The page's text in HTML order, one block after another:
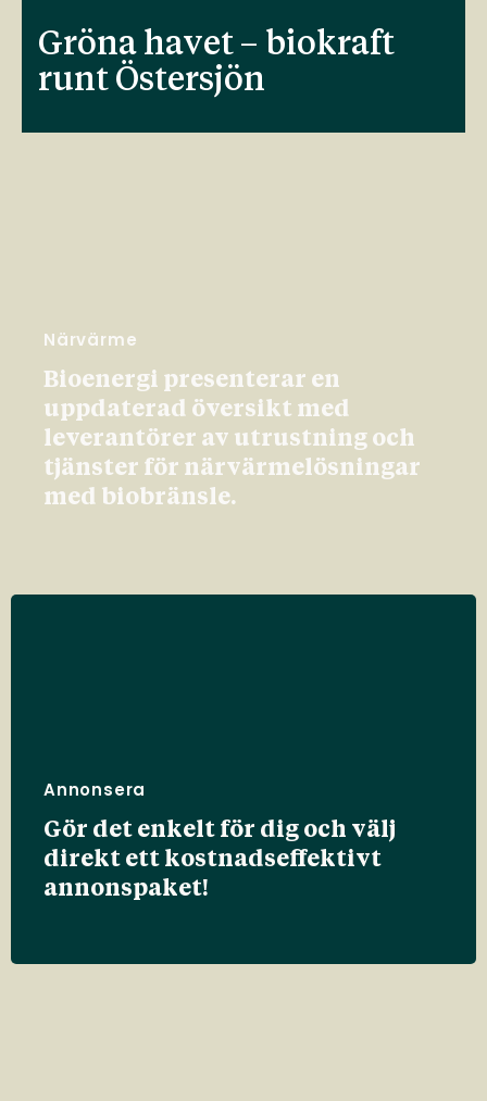
Gröna havet – biokraft
runt Östersjön
Närvärme
Bioenergi presenterar en
uppdaterad översikt med
leverantörer av utrustning och
tjänster för närvärmelösningar
med biobränsle.
Annonsera
Gör det enkelt för dig och välj
direkt ett kostnadseffektivt
annonspaket!